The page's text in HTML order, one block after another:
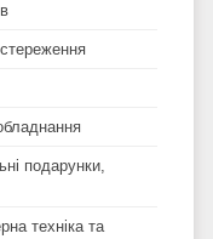
подарунки,
техніка та